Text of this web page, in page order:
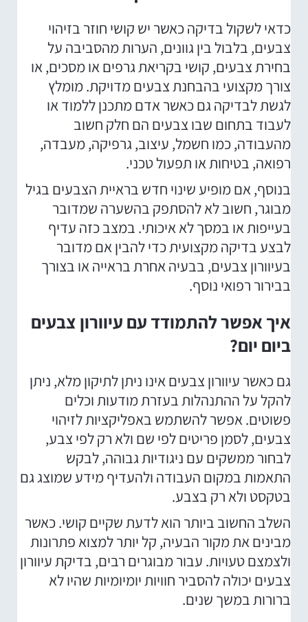
כדאי לשקול בדיקה כאשר יש קושי חוזר בזיהוי
צבעים, בלבול בין גוונים, הערות מהסביבה על
בחירת צבעים, קושי בקריאת גרפים או מסכים, או
צורך מקצועי בהבחנת צבעים מדויקת. מומלץ
לגשת לבדיקה גם כאשר אדם מתכנן ללמוד או
לעבוד בתחום שבו צבעים הם חלק חשוב
מהעבודה, כמו חשמל, עיצוב, גרפיקה, מעבדה,
רפואה, בטיחות או תפעול טכני.
בנוסף, אם מופיע שינוי חדש בראיית הצבעים בגיל
מבוגר, חשוב לא להסתפק בהשערה שמדובר
בעייפות או במסך לא איכותי. במצב כזה עדיף
לבצע בדיקה מקצועית כדי להבין אם מדובר
בעיוורון צבעים, בבעיה אחרת בראייה או בצורך
בבירור רפואי נוסף.
איך אפשר להתמודד עם עיוורון צבעים
ביום יום?
גם כאשר עיוורון צבעים אינו ניתן לתיקון מלא, ניתן
להקל על ההתנהלות בעזרת מודעות וכלים
פשוטים. אפשר להשתמש באפליקציות לזיהוי
צבעים, לסמן פריטים לפי שם ולא רק לפי צבע,
לבחור ממשקים עם ניגודיות גבוהה, לבקש
התאמות במקום העבודה ולהעדיף מידע שמוצג גם
בטקסט ולא רק בצבע.
השלב החשוב ביותר הוא לדעת שקיים קושי. כאשר
מבינים את מקור הבעיה, קל יותר למצוא פתרונות
ולצמצם טעויות. עבור מבוגרים רבים, בדיקת עיוורון
צבעים יכולה להסביר חוויות יומיומיות שהיו לא
ברורות במשך שנים.